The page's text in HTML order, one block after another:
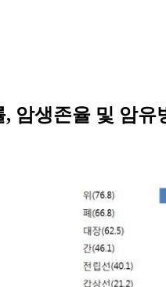
암생존율 및 암유